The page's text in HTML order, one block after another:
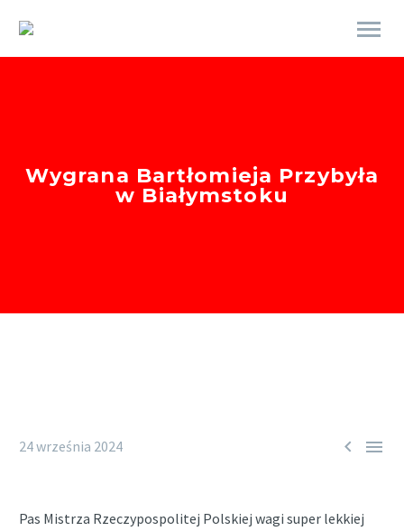
Wygrana Bartłomieja Przybyła
w Białymstoku
 
24 września 2024
Pas Mistrza Rzeczypospolitej Polskiej wagi super lekkiej